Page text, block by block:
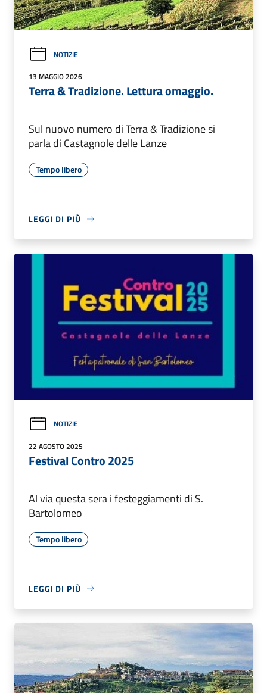
NOTIZIE
13 MAGGIO 2026
Terra & Tradizione. Lettura omaggio.
Sul nuovo numero di Terra & Tradizione si
parla di Castagnole delle Lanze
Tempo libero
LEGGI DI PIÙ
NOTIZIE
22 AGOSTO 2025
Festival Contro 2025
Al via questa sera i festeggiamenti di S.
Bartolomeo
Tempo libero
LEGGI DI PIÙ